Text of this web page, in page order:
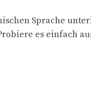
Sprache
es einfach